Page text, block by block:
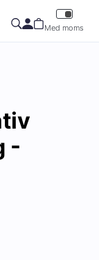
Med moms
-